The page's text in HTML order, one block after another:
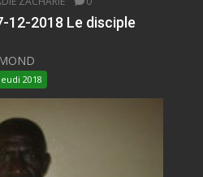
12-2018 Le disciple
Jeudi 2018